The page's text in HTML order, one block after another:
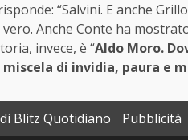
“Salvini. E anche
Anche Conte ha
invece, è “Aldo Moro.
di invidia, paura e
Blitz Quotidiano Pubblicità